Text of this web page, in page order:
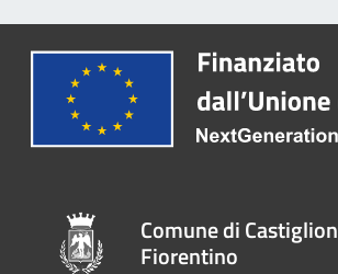
Comune di Castiglion
Fiorentino